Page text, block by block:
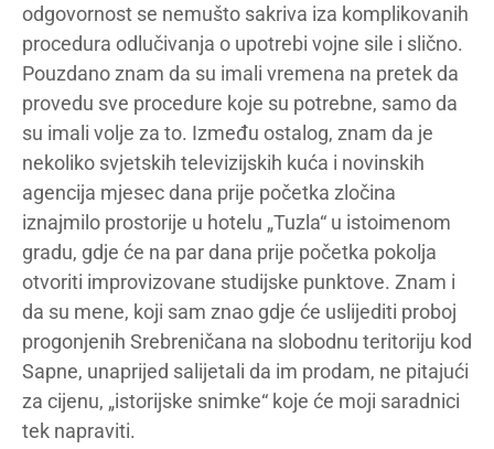
odgovornost se nemušto sakriva iza komplikovanih
procedura odlučivanja o upotrebi vojne sile i slično.
Pouzdano znam da su imali vremena na pretek da
provedu sve procedure koje su potrebne, samo da
su imali volje za to. Između ostalog, znam da je
nekoliko svjetskih televizijskih kuća i novinskih
agencija mjesec dana prije početka zločina
iznajmilo prostorije u hotelu „Tuzla“ u istoimenom
gradu, gdje će na par dana prije početka pokolja
otvoriti improvizovane studijske punktove. Znam i
da su mene, koji sam znao gdje će uslijediti proboj
progonjenih Srebreničana na slobodnu teritoriju kod
Sapne, unaprijed salijetali da im prodam, ne pitajući
za cijenu, „istorijske snimke“ koje će moji saradnici
tek napraviti.